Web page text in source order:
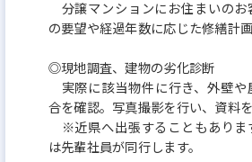
分譲マンションにお住まいのお
の要望や経過年数に応じた修繕計
◎現地調査、建物の劣化診断
実際に該当物件に行き、外壁や
合を確認。写真撮影を行い、資料を
※近県へ出張することもありま
は先輩社員が同行します。